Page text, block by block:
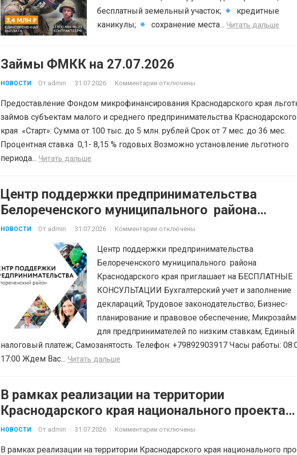
бесплатный земельный участок;
кредитные
каникулы;
сохранение места...Читать дальше
Займы ФМКК на 27.07.2026
НОВОСТИ От admin · 31.07.2026 · Комментарии отключены
Предоставление Фондом микрофинансирования Краснодарского края
займов субъектам малого и среднего предпринимательства Краснодарского
края «Старт»: Сумма от 100 тыс. до 5 млн. рублей Срок от 7 мес. до 36 мес.
Процентная ставка 0,1- 8,15 % годовых Возможно установление льготного
периода... Читать дальше
Центр поддержки предпринимательства
Белореченского муниципального района
Краснодарского края приглашает на
БЕСПЛАТНЫЕ КОНСУЛЬТАЦИИ
НОВОСТИ От admin · 31.07.2026 · Комментарии отключены
Центр поддержки предпринимательства
Белореченского муниципального района
Краснодарского края приглашает на БЕСПЛАТНЫЕ
КОНСУЛЬТАЦИИ Бухгалтерский учет и заполнение
деклараций; Трудовое законодательство; Бизнес-
планирование и правовое обеспечение;
для предпринимателей по низким ставкам; Единый
налоговый платеж; Самозанятость. Телефон: +79892903917 Часы работы:
17:00 Ждем Вас... Читать дальше
В рамках реализации на территории
Краснодарского края национального проекта
«Эффективная и конкурентная экономика»
НОВОСТИ От admin · 31.07.2026 · Комментарии отключены
В рамках реализации на территории Краснодарского края национального